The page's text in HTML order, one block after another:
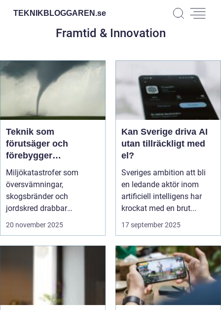
TEKNIKBLOGGAREN.se
Framtid & Innovation
Teknik som
förutsäger och
förebygger
miljökatastrofer i
realtid
Miljökatastrofer som
översvämningar,
skogsbränder och
jordskred drabbar
miljonta...
20 november 2025
Kan Sverige driva AI
utan tillräckligt med
el?
Sveriges ambition att bli
en ledande aktör inom
artificiell intelligens har
krockat med en brut...
17 september 2025